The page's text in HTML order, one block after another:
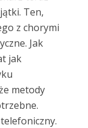
Ten,
z chorymi
Jak
jak
metody